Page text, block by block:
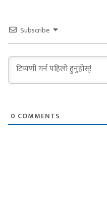
Subscribe
0 COMMENTS